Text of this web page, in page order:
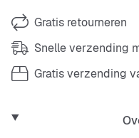
Gratis retourneren
Snelle verzending
Gratis verzending